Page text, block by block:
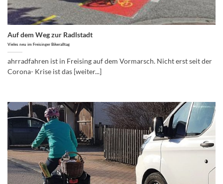
Auf dem Weg zur Radlstadt
Vieles neu im Freisinger Bikeralltag
ahrradfahren ist in Freising auf dem Vormarsch. Nicht erst seit der
Corona- Krise ist das [weiter...]